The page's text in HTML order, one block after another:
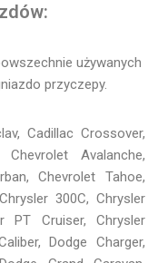
używanych
przyczepy.
Cadillac Crossover,
Avalanche,
Chevrolet Tahoe,
300C, Chrysler
PT Cruiser, Chrysler
Dodge Charger,